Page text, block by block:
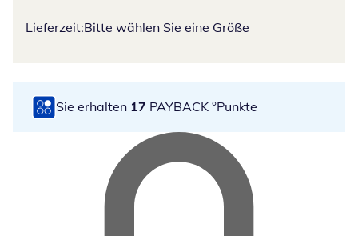
Lieferzeit:Bitte wählen Sie eine Größe
Sie erhalten 17 PAYBACK °Punkte